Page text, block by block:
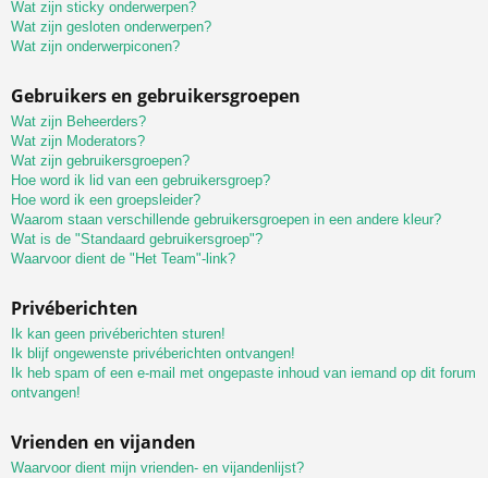
Wat zijn sticky onderwerpen?
Wat zijn gesloten onderwerpen?
Wat zijn onderwerpiconen?
Gebruikers en gebruikersgroepen
Wat zijn Beheerders?
Wat zijn Moderators?
Wat zijn gebruikersgroepen?
Hoe word ik lid van een gebruikersgroep?
Hoe word ik een groepsleider?
Waarom staan verschillende gebruikersgroepen in een andere kleur?
Wat is de "Standaard gebruikersgroep"?
Waarvoor dient de "Het Team"-link?
Privéberichten
Ik kan geen privéberichten sturen!
Ik blijf ongewenste privéberichten ontvangen!
Ik heb spam of een e-mail met ongepaste inhoud van iemand op dit forum
ontvangen!
Vrienden en vijanden
Waarvoor dient mijn vrienden- en vijandenlijst?